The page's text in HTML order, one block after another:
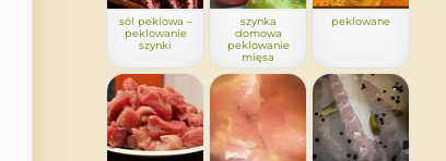
sól peklowa –
peklowanie
szynki
szynka
domowa
peklowanie
mięsa
peklowane